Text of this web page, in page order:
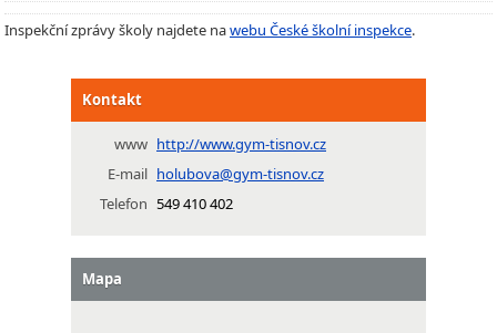
Inspekční zprávy školy najdete nawebu České školní inspekce.
Kontakt
www http://www.gym-tisnov.cz
E-mail holubova@gym-tisnov.cz
Telefon 549 410 402
Mapa